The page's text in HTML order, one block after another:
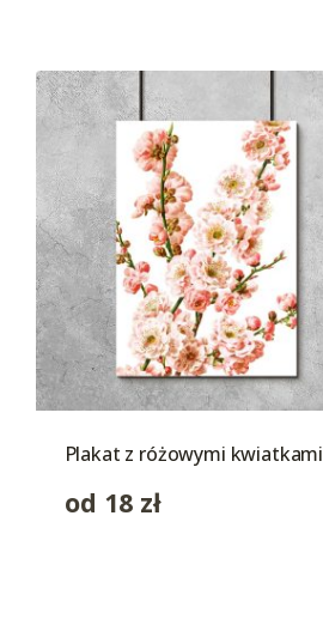
Plakat z różowymi kwiatkami
od 18 zł